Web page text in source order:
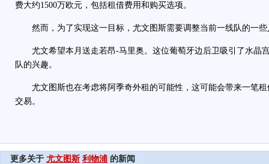
费大约1500万欧元，包括租借费用和购买选项。
然而，为了实现这一目标，尤文图斯需要调整当前一线队的一些
尤文希望本月送走若昂-马里奥。这位葡萄牙边后卫吸引了水晶
队的兴趣。
尤文图斯也在考虑将阿季奇外租的可能性，这可能会带来一笔租
交易。
更多关于 尤文图斯 利物浦 的新闻